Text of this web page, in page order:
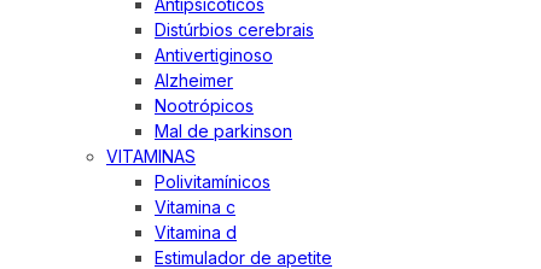
Antipsicóticos
Distúrbios cerebrais
Antivertiginoso
Alzheimer
Nootrópicos
Mal de parkinson
VITAMINAS
Polivitamínicos
Vitamina c
Vitamina d
Estimulador de apetite